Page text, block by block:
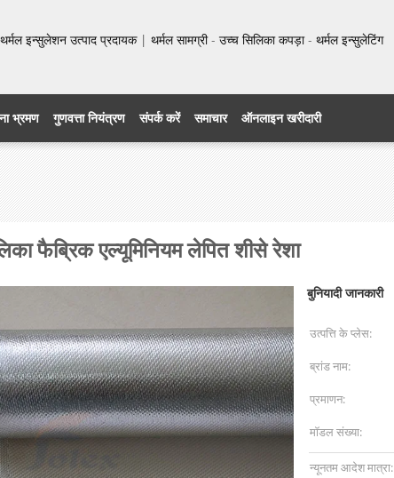
इन्सुलेशन उत्पाद प्रदायक | थर्मल सामग्री - उच्च सिलिका कपड़ा - थर्मल इन्सुलेटिंग
भ्रमण गुणवत्ता नियंत्रण संपर्क करें समाचार ऑनलाइन खरीदारी
फैब्रिक एल्यूमिनियम लेपित शीसे रेशा
बुनियादी जानकारी
उत्पत्ति के प्लेस:
ब्रांड नाम:
प्रमाणन:
मॉडल संख्या:
न्यूनतम आदेश मात्रा: